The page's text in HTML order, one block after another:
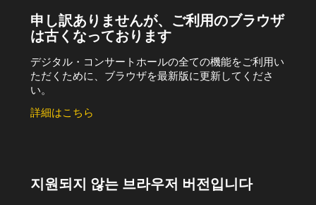
申し訳ありませんが、ご利用のブラウザ
は古くなっております
デジタル・コンサートホールの全ての機能をご利用い
ただくために、ブラウザを最新版に更新してくださ
い。
詳細はこちら
지원되지 않는 브라우저 버전입니다